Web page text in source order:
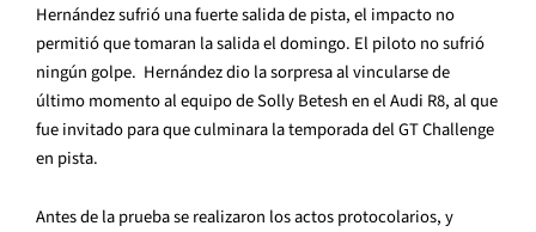
Hernández sufrió una fuerte salida de pista, el impacto no
permitió que tomaran la salida el domingo. El piloto no sufrió
ningún golpe. Hernández dio la sorpresa al vincularse de
último momento al equipo de Solly Betesh en el Audi R8, al que
fue invitado para que culminara la temporada del GT Challenge
en pista.
Antes de la prueba se realizaron los actos protocolarios, y